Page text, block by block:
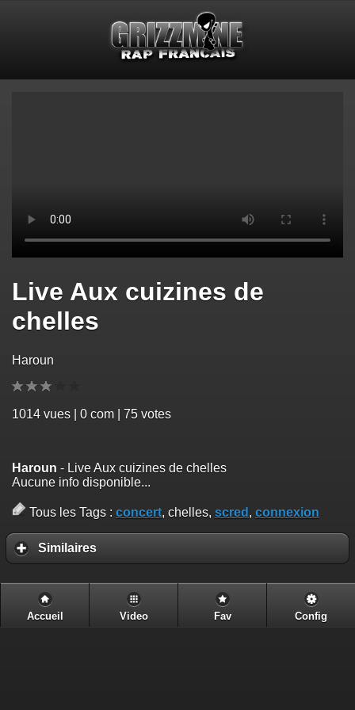
Live Aux cuizines de
chelles
Haroun
1014 vues | 0 com | 75 votes
Haroun - Live Aux cuizines de chelles
Aucune info disponible...
Tous les Tags : concert, chelles, scred , connexion
Similaires
Accueil Video Fav Config